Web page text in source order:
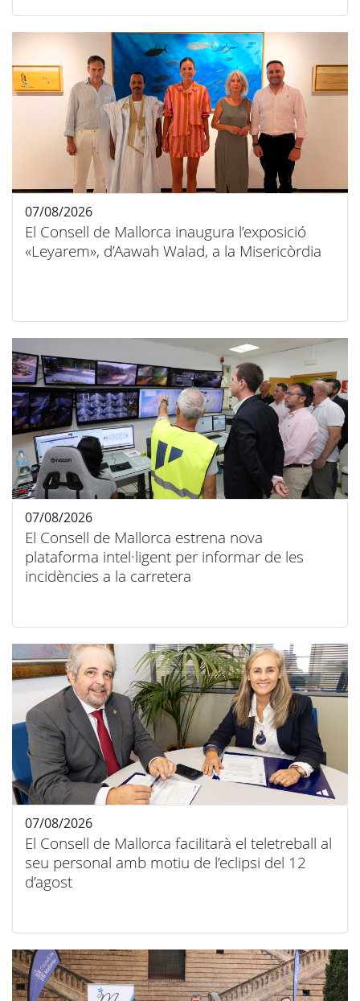
El Consell de Mallorca inaugura l’exposició
«Leyarem», d’Aawah Walad, a la Misericòrdia
07/08/2026
El Consell de Mallorca estrena nova
plataforma intel·ligent per informar de les
incidències a la carretera
07/08/2026
El Consell de Mallorca facilitarà el teletreball al
seu personal amb motiu de l’eclipsi del 12
d’agost
07/08/2026